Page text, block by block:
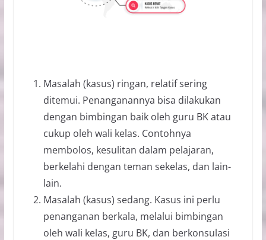
Masalah (kasus) ringan, relatif sering
ditemui. Penanganannya bisa dilakukan
dengan bimbingan baik oleh guru BK atau
cukup oleh wali kelas. Contohnya
membolos, kesulitan dalam pelajaran,
berkelahi dengan teman sekelas, dan lain-
lain.
Masalah (kasus) sedang. Kasus ini perlu
penanganan berkala, melalui bimbingan
oleh wali kelas, guru BK, dan berkonsulasi